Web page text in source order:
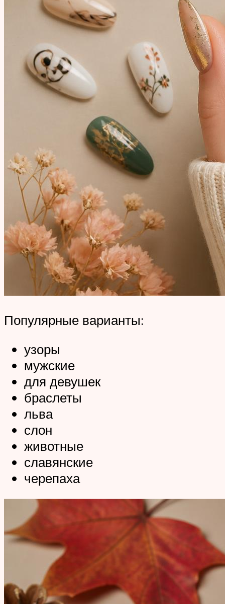
Популярные варианты:
узоры
мужские
для девушек
браслеты
льва
слон
животные
славянские
черепаха